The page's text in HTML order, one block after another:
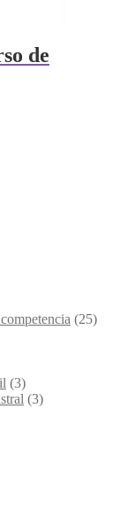
de
(25)
(3)
(3)